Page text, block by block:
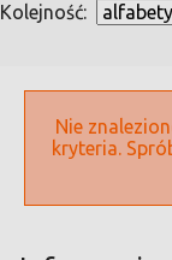
Kolejność:
Nie
kryteria.